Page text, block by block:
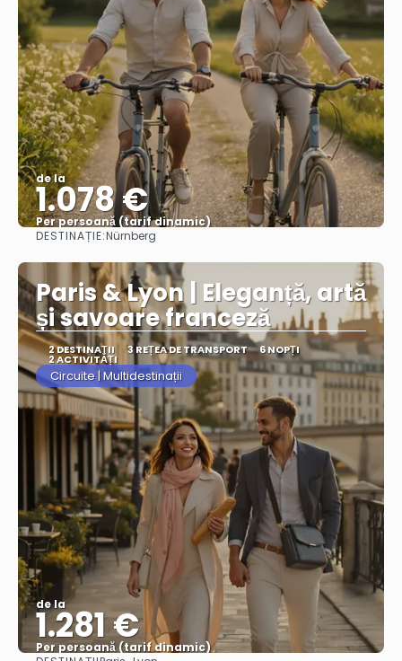
de la
1.078 €
Per persoană (tarif dinamic)
Vezi mai multe
DESTINAȚIE:Nürnberg
Paris & Lyon | Eleganță, artă
și savoare franceză
2 DESTINAŢII 3 REȚEA DE TRANSPORT 6 NOPȚI
2 ACTIVITĂȚI
Circuite | Multidestinații
de la
1.281 €
Per persoană (tarif dinamic)